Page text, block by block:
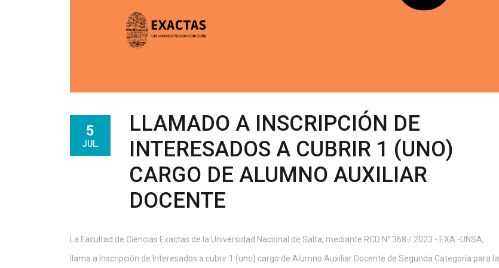
5
JUL.
LLAMADO A INSCRIPCIÓN DE
INTERESADOS A CUBRIR 1 (UNO)
CARGO DE ALUMNO AUXILIAR
DOCENTE
La Facultad de Ciencias Exactas de la Universidad Nacional de Salta, mediante RCD N° 368 / 2023 - EXA -UNSA,
llama a Inscripción de Interesados a cubrir 1 (uno) cargo de Alumno Auxiliar Docente de Segunda Categoría para la